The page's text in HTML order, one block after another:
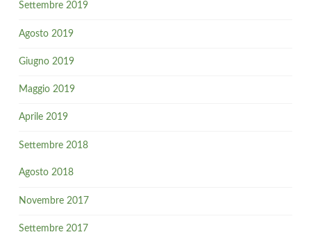
Settembre 2019
Agosto 2019
Giugno 2019
Maggio 2019
Aprile 2019
Settembre 2018
Agosto 2018
Novembre 2017
Settembre 2017